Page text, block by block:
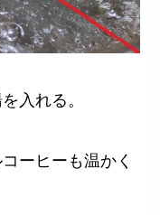
入れる。
ーヒーも温かく